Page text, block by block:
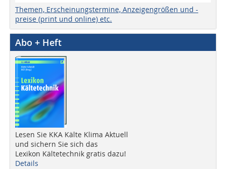
Themen, Erscheinungstermine, Anzeigengrößen und -
preise (print und online) etc.
Abo + Heft
Lesen Sie KKA Kälte Klima Aktuell
und sichern Sie sich das
Lexikon Kältetechnik gratis dazu!
Details